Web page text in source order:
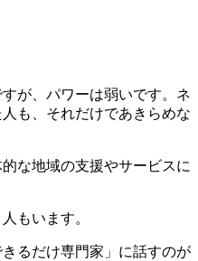
が、パワーは弱いです。ネ
も、それだけであきらめな
な地域の支援やサービスに
もいます。
るだけ専門家」に話すのが